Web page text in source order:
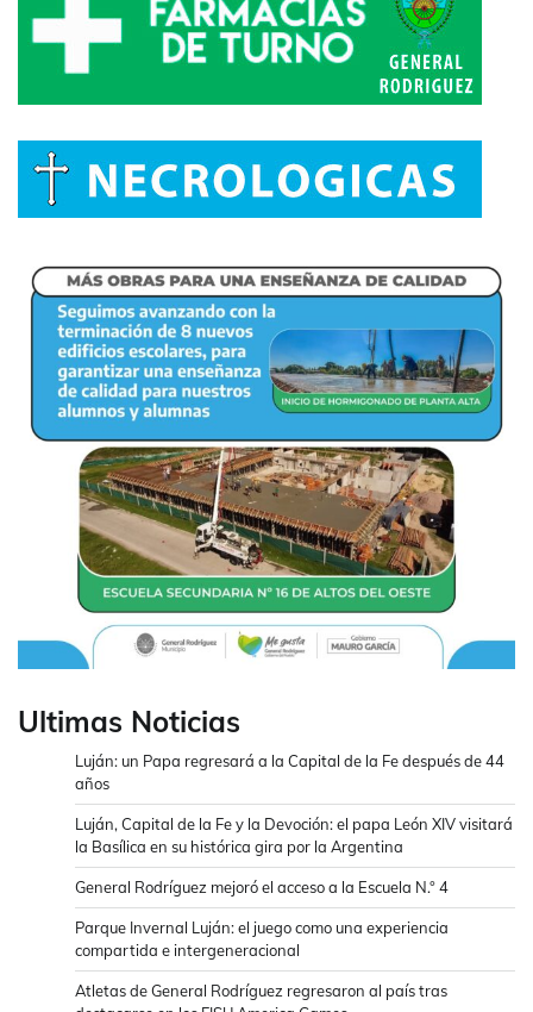
Ultimas Noticias
Luján: un Papa regresará a la Capital de la Fe después de 44
años
Luján, Capital de la Fe y la Devoción: el papa León XIV visitará
la Basílica en su histórica gira por la Argentina
General Rodríguez mejoró el acceso a la Escuela N.° 4
Parque Invernal Luján: el juego como una experiencia
compartida e intergeneracional
Atletas de General Rodríguez regresaron al país tras